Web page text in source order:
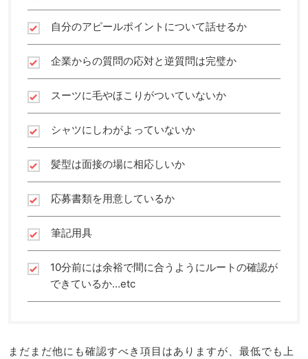
自分のアピールポイントについて話せるか
企業からの質問の応対と逆質問は完璧か
スーツに毛やほこりがついていないか
シャツにしわがよっていないか
髪型は面接の場に相応しいか
応募書類を用意しているか
筆記用具
10分前には余裕で間に合うようにルートの確認が
できているか…etc
まだまだ他にも確認すべき項目はありますが、最低でも上